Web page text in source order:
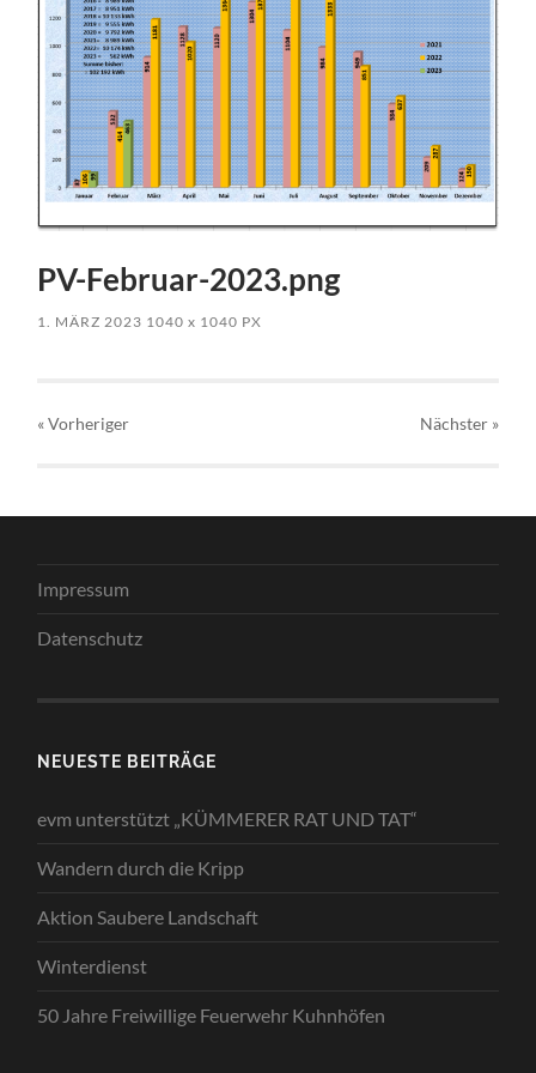
PV-Februar-2023.png
1. MÄRZ 2023 1040x 1040 PX
« Vorheriger Nächster »
Impressum
Datenschutz
NEUESTE BEITRÄGE
evm unterstützt „KÜMMERER RAT UND TAT“
Wandern durch die Kripp
Aktion Saubere Landschaft
Winterdienst
50 Jahre Freiwillige Feuerwehr Kuhnhöfen